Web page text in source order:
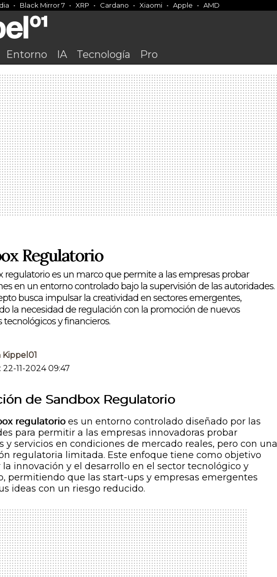
Black Mirror 7 XRP Cardano Xiaomi Apple AMD
Entorno IA Tecnología Pro
Regulatorio
regulatorio es un marco que permite a las empresas probar
en un entorno controlado bajo la supervisión de las autoridades.
busca impulsar la creatividad en sectores emergentes,
la necesidad de regulación con la promoción de nuevos
tecnológicos y financieros.
Kippel01
11-2024 09:47
de Sandbox Regulatorio
regulatorio es un entorno controlado diseñado por las
para permitir a las empresas innovadoras probar
y servicios en condiciones de mercado reales, pero con una
regulatoria limitada. Este enfoque tiene como objetivo
innovación y el desarrollo en el sector tecnológico y
permitiendo que las start-ups y empresas emergentes
ideas con un riesgo reducido.